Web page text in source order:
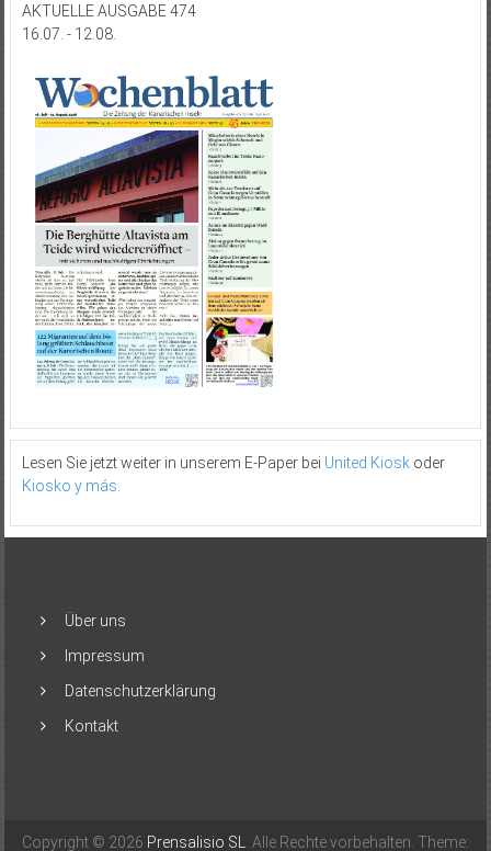
AKTUELLE AUSGABE 474
16.07. - 12.08.
Lesen Sie jetzt weiter in unserem E-Paper bei United Kioskoder
Kiosko y más
Über uns
Impressum
Datenschutzerklärung
Kontakt
Copyright © 2026 Prensalisio SL . Alle Rechte vorbehalten. Theme: